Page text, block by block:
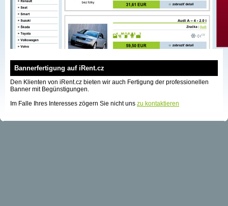
Bannerfertigung auf iRent.cz
Den Klienten von iRent.cz bieten wir auch Fertigung der professionellen
Banner mit Begünstigungen.
Im Falle Ihres Interesses zögern Sie nicht uns zu kontaktieren